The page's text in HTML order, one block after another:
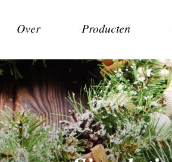
Over Producten